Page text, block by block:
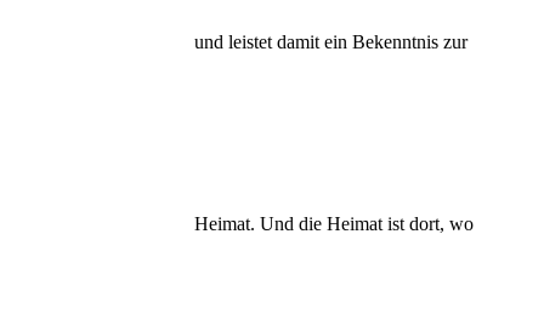
und leistet damit ein Bekenntnis zur
Heimat. Und die Heimat ist dort, wo